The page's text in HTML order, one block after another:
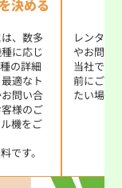
決める
、数多
に応じ
の詳細
適なト
問い合
様のご
機をご
です。
レンタル
やお問い
当社では
前にご使
たい場合